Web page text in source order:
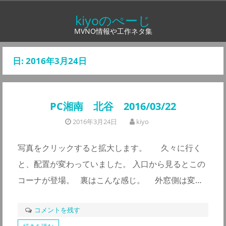
ン
へ
kiyoのぺーじ
MVNO情報や工作ネタ集
日: 2016年3月24日
PC湘南 北谷 2016/03/22
2016年3月24日 kiyo
写真をクリックすると拡大します。 久々に行く
と、配置が変わっていました。 入口から見るとこの
コーナが登場。 裏はこんな感じ。 外窓側は変…
コメントを残す